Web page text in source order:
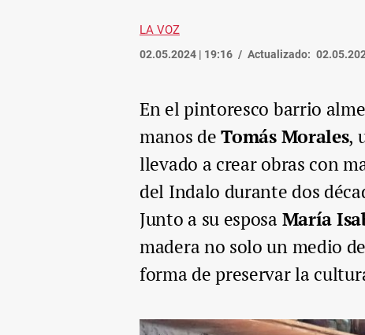
LA VOZ
02.05.2024 | 19:16 Actualizado:
En el pintoresco barrio
manos deTomás Morales,
llevado a crear obras con
del Indalo durante dos
Junto a su esposa María
madera no solo un medio
forma de preservar la